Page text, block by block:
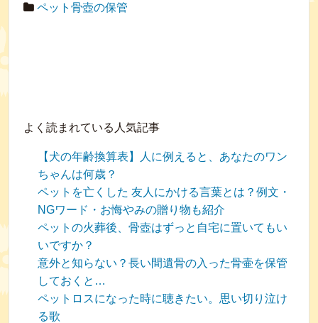
ペット骨壺の保管
よく読まれている人気記事
【犬の年齢換算表】人に例えると、あなたのワン
ちゃんは何歳？
ペットを亡くした 友人にかける言葉とは？例文・
NGワード・お悔やみの贈り物も紹介
ペットの火葬後、骨壺はずっと自宅に置いてもい
いですか？
意外と知らない？長い間遺骨の入った骨壷を保管
しておくと…
ペットロスになった時に聴きたい。思い切り泣け
る歌